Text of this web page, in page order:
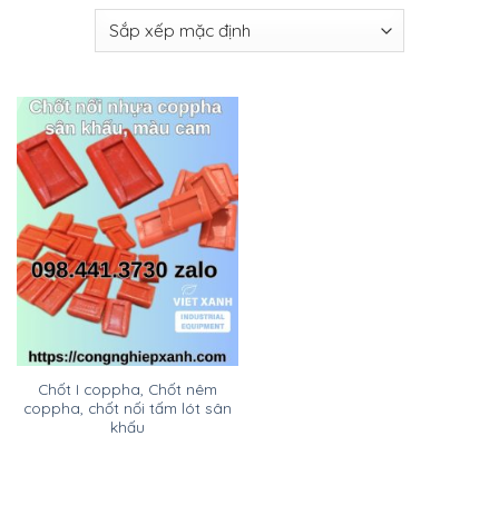
Chốt I coppha, Chốt nêm
coppha, chốt nối tấm lót sân
khấu